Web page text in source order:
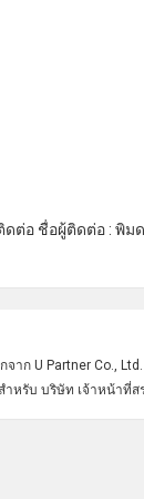
อ ชื่อผู้ติดต่อ : พิมด
าก U Partner Co.,
รับ บริษัท เจ้าหน้าที่ส